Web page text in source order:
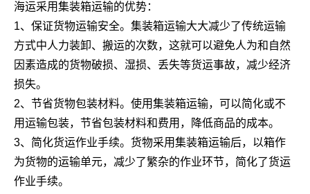
海运采用集装箱运输的优势：
1、保证货物运输安全。集装箱运输大大减少了传统运输
方式中人力装卸、搬运的次数，这就可以避免人为和自然
因素造成的货物破损、湿损、丢失等货运事故，减少经济
损失。
2、节省货物包装材料。使用集装箱运输，可以简化或不
用运输包装，节省包装材料和费用，降低商品的成本。
3、简化货运作业手续。货物采用集装箱运输后，以箱作
为货物的运输单元，减少了繁杂的作业环节，简化了货运
作业手续。